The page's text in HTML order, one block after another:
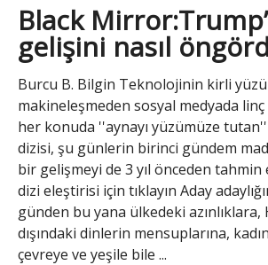
Black
gelişini nasıl
Burcu B. Bilgin Teknolojinin kirli
makineleşmeden sosyal medyada
her konuda ''aynayı yüzümüze
dizisi, şu günlerin birinci gündem
bir gelişmeyi de 3 yıl önceden
dizi eleştirisi için tıklayın Aday
günden bu yana ülkedeki azınlıklara,
dışındaki dinlerin mensuplarına,
çevreye ve yeşile bile ...